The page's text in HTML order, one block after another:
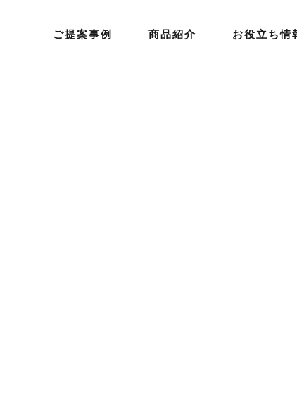
ご提案事例 商品紹介 お役立ち情